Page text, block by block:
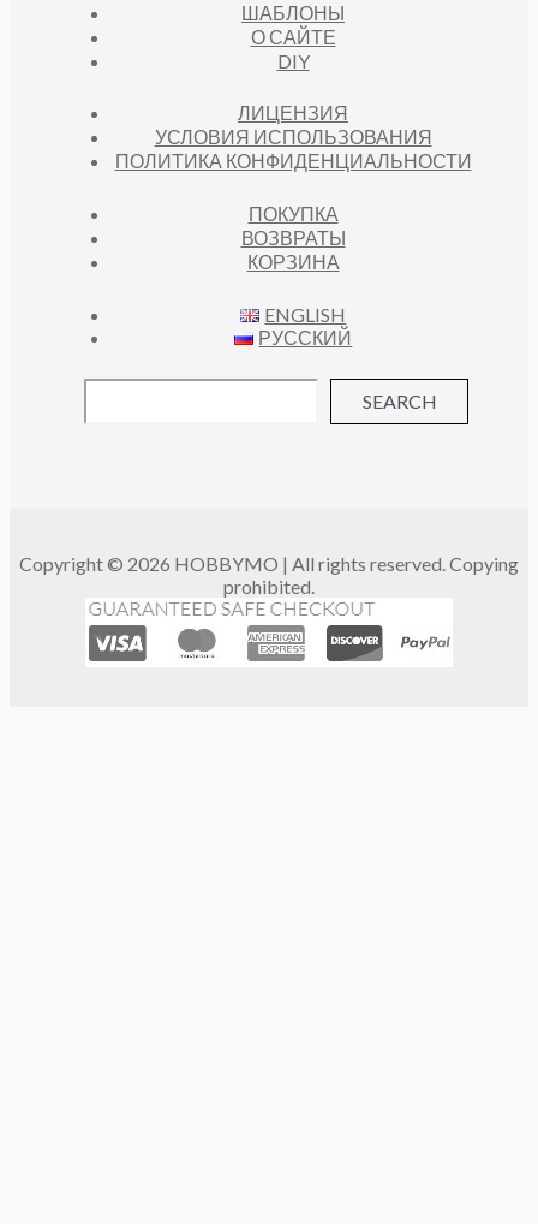
ШАБЛОНЫ
О САЙТЕ
DIY
ЛИЦЕНЗИЯ
УСЛОВИЯ ИСПОЛЬЗОВАНИЯ
ПОЛИТИКА КОНФИДЕНЦИАЛЬНОСТИ
ПОКУПКА
ВОЗВРАТЫ
КОРЗИНА
ENGLISH
РУССКИЙ
SEARCH
Copyright © 2026 HOBBYMO | All rights reserved. Copying
prohibited.